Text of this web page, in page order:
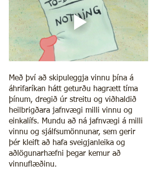
Með því að skipuleggja vinnu þína á
áhrifaríkan hátt geturðu hagrætt tíma
þínum, dregið úr streitu og viðhaldið
heilbrigðara jafnvægi milli vinnu og
einkalífs. Mundu að ná jafnvægi á milli
vinnu og sjálfsumönnunar, sem gerir
þér kleift að hafa sveigjanleika og
aðlögunarhæfni þegar kemur að
vinnuflæðinu.